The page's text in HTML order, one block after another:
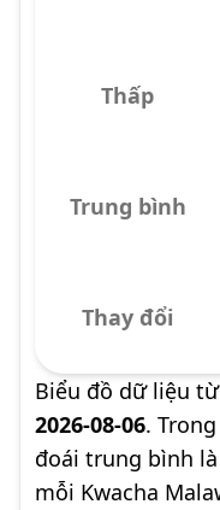
Thấp
Trung bình
Thay đổi
Biểu đồ dữ liệu
2026-08-06.
đoái trung bình là
mỗi Kwacha